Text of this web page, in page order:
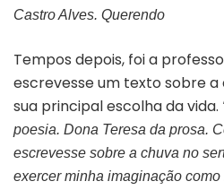
Castro Alves. Querendo
Tempos depois, foi a
escrevesse um texto sobre a
sua principal escolha da vida.
poesia. Dona Teresa da prosa.
escrevesse sobre a chuva no
exercer minha imaginação